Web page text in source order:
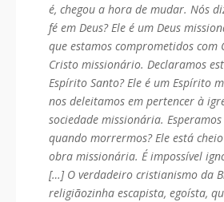
é, chegou a hora de mudar. Nós
fé em Deus? Ele é um Deus
que estamos comprometidos com
Cristo missionário. Declaramos
Espírito Santo? Ele é um Espírito
nos deleitamos em pertencer à
sociedade missionária.
quando morrermos? Ele está
obra missionária. É impossível
[…] O verdadeiro cristianismo da
religiãozinha escapista, egoísta,